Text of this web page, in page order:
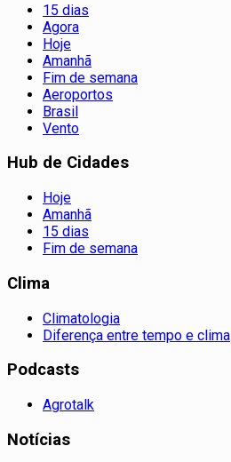
15 dias
Agora
Hoje
Amanhã
Fim de semana
Aeroportos
Brasil
Vento
Hub de Cidades
Hoje
Amanhã
15 dias
Fim de semana
Clima
Climatologia
Diferença entre tempo e clima
Podcasts
Agrotalk
Notícias